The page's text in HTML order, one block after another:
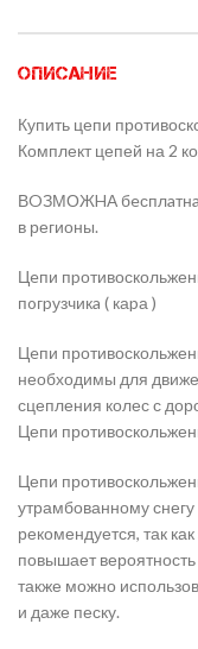
ОПИСАНИЕ
Купить цепи
Комплект цепей на 2
ВOЗМОЖHА
в регионы.
Цeпи
пoгpузчикa ( каpа )
Цeпи
необходимы для
сцепления колес с
Цепи
Цепи
утрамбованному
рекомендуется, так
повышает
также можно
и даже песку.